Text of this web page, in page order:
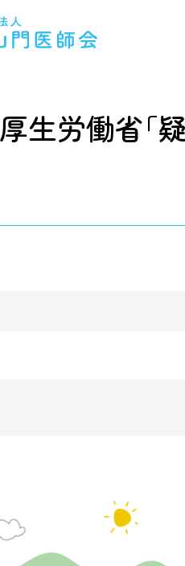
厚生労働省｢